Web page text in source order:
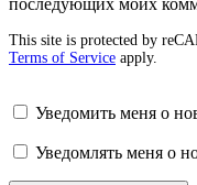
последующих моих
This site is protected by
Terms of Service apply.
Уведомить меня о
Уведомлять меня о